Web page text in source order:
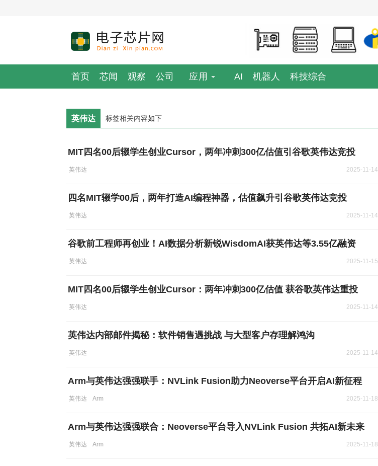
首页 芯闻 观察 公司 应用 AI 机器人 科技综合
英伟达 标签相关内容如下
MIT四名00后辍学生创业Cursor，两年冲刺300亿估值引谷歌英伟达竞投
英伟达 2025-11-14
四名MIT辍学00后，两年打造AI编程神器，估值飙升引谷歌英伟达竞投
英伟达 2025-11-14
谷歌前工程师再创业！AI数据分析新锐WisdomAI获英伟达等3.55亿融资
英伟达 2025-11-15
MIT四名00后辍学生创业Cursor：两年冲刺300亿估值 获谷歌英伟达重投
英伟达 2025-11-14
英伟达内部邮件揭秘：软件销售遇挑战 与大型客户存理解鸿沟
英伟达 2025-11-14
Arm与英伟达强强联手：NVLink Fusion助力Neoverse平台开启AI新征程
英伟达 Arm 2025-11-18
Arm与英伟达强强联合：Neoverse平台导入NVLink Fusion 共拓AI新未来
英伟达 Arm 2025-11-18